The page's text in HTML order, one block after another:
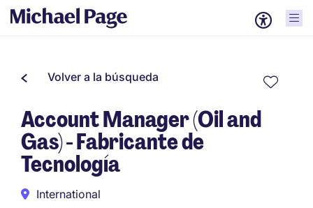
Volver a la búsqueda
Account Manager (Oil and
Gas) - Fabricante de
Tecnología
International